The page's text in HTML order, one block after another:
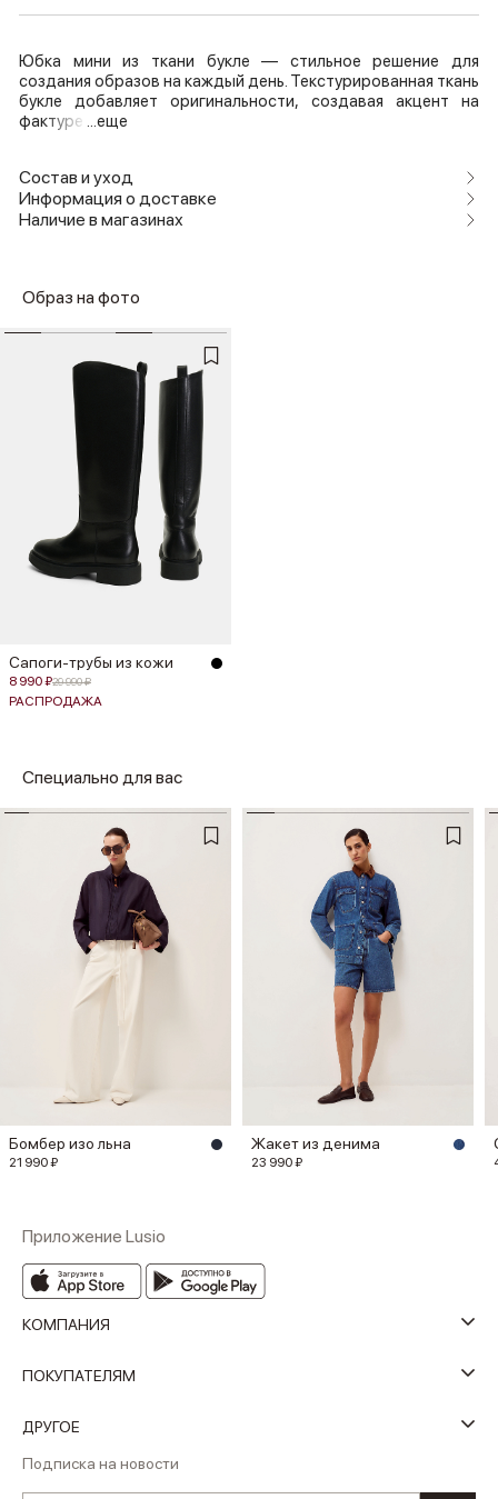
Юбка мини из ткани букле — стильное решение для
создания образов на каждый день. Текстурированная ткань
букле добавляет оригинальности, создавая акцент на
фактуре ...еще
Состав и уход
Информация о доставке
Наличие в магазинах
Образ на фото
Сапоги-трубы из кожи
8 990 ₽29 990 ₽
РАСПРОДАЖА
Специально для вас
Бомбер изо льна
21 990 ₽
Жакет из денима
23 990 ₽
Приложение Lusio
КОМПАНИЯ
ПОКУПАТЕЛЯМ
ДРУГОЕ
Подписка на новости